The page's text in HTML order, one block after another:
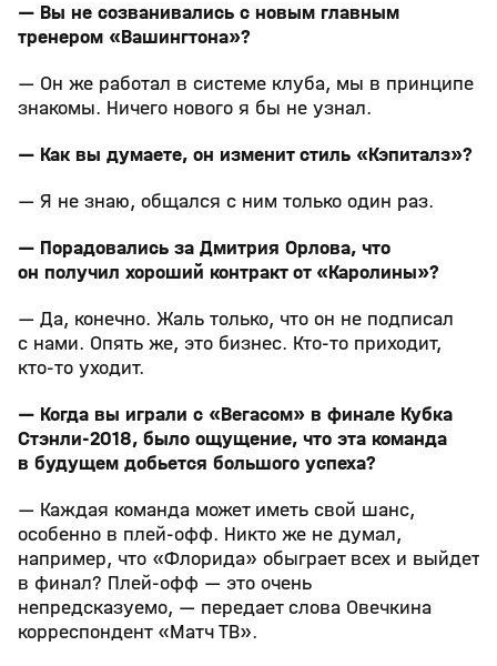
— Вы не созванивались с новым главным
тренером «Вашингтона»?
— Он же работал в системе клуба, мы в принципе
знакомы. Ничего нового я бы не узнал.
— Как вы думаете, он изменит стиль «Кэпиталз»?
— Я не знаю, общался с ним только один раз.
— Порадовались за Дмитрия Орлова, что
он получил хороший контракт от «Каролины»?
— Да, конечно. Жаль только, что он не подписал
с нами. Опять же, это бизнес. Кто‑то приходит,
кто‑то уходит.
— Когда вы играли с «Вегасом» в финале Кубка
Стэнли‑2018, было ощущение, что эта команда
в будущем добьется большого успеха?
— Каждая команда может иметь свой шанс,
особенно в плей‑офф. Никто же не думал,
например, что «Флорида» обыграет всех и выйдет
в финал? Плей‑офф — это очень
непредсказуемо, — передает слова Овечкина
корреспондент «Матч ТВ».